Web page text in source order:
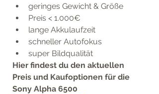
geringes Gewicht & Größe
Preis < 1.000€
lange Akkulaufzeit
schneller Autofokus
super Bildqualität
Hier findest du den aktuellen
Preis und Kaufoptionen für die
Sony Alpha 6500